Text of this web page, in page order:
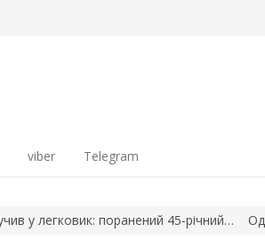
viber Telegram
поранений 45-річний… Одна